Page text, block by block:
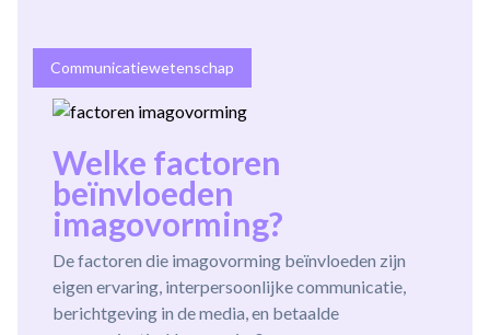
Communicatiewetenschap
Welke factoren
beïnvloeden
imagovorming?
De factoren die imagovorming beïnvloeden zijn
eigen ervaring, interpersoonlijke communicatie,
berichtgeving in de media, en betaalde